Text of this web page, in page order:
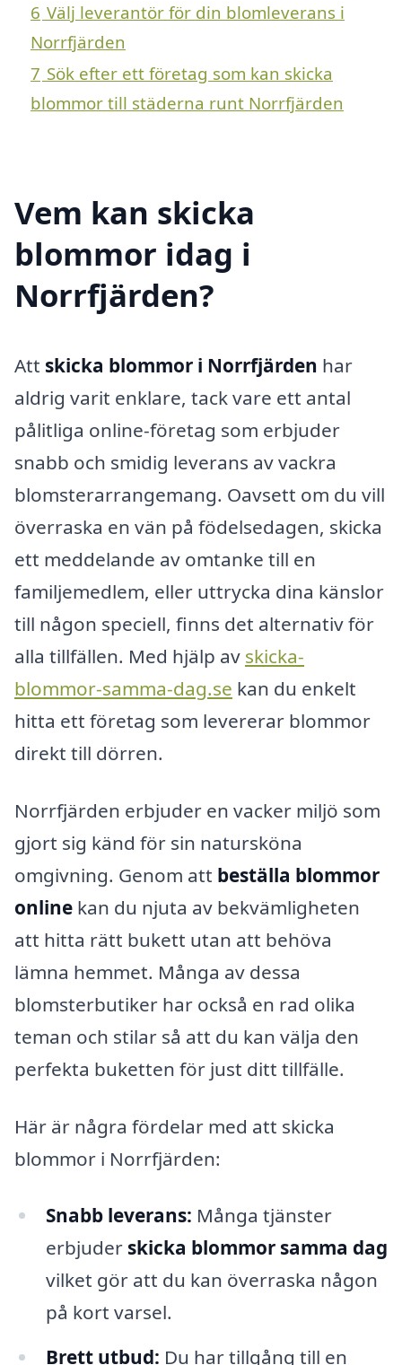
6 Välj leverantör för din blomleverans i
Norrfjärden
7 Sök efter ett företag som kan skicka
blommor till städerna runt Norrfjärden
Vem kan skicka
blommor idag i
Norrfjärden?
Att skicka blommor i Norrfjärden har
aldrig varit enklare, tack vare ett antal
pålitliga online-företag som erbjuder
snabb och smidig leverans av vackra
blomsterarrangemang. Oavsett om du vill
överraska en vän på födelsedagen, skicka
ett meddelande av omtanke till en
familjemedlem, eller uttrycka dina känslor
till någon speciell, finns det alternativ för
alla tillfällen. Med hjälp av skicka-
blommor-samma-dag.se kan du enkelt
hitta ett företag som levererar blommor
direkt till dörren.
Norrfjärden erbjuder en vacker miljö som
gjort sig känd för sin natursköna
omgivning. Genom att beställa blommor
online kan du njuta av bekvämligheten
att hitta rätt bukett utan att behöva
lämna hemmet. Många av dessa
blomsterbutiker har också en rad olika
teman och stilar så att du kan välja den
perfekta buketten för just ditt tillfälle.
Här är några fördelar med att skicka
blommor i Norrfjärden:
Snabb leverans: Många tjänster
erbjuder skicka blommor samma dag
vilket gör att du kan överraska någon
på kort varsel.
Brett utbud: Du har tillgång till en